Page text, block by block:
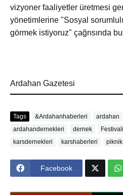
vizyoner faaliyetler üretmesi
yönetimlerine "Sosyal
görmek istiyoruz" çağrısında
Ardahan Gazetesi
Tags &Ardahanhaberleri ardahan
ardahandernekleri
dernek Festivali
karsdernekleri
karshaberleri piknik
Facebook